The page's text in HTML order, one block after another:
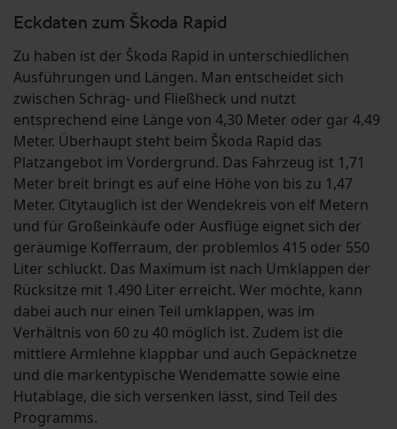
Eckdaten zum Škoda Rapid
Zu haben ist der Škoda Rapid in unterschiedlichen
Ausführungen und Längen. Man entscheidet sich
zwischen Schräg- und Fließheck und nutzt
entsprechend eine Länge von 4,30 Meter oder gar 4,49
Meter. Überhaupt steht beim Škoda Rapid das
Platzangebot im Vordergrund. Das Fahrzeug ist 1,71
Meter breit bringt es auf eine Höhe von bis zu 1,47
Meter. Citytauglich ist der Wendekreis von elf Metern
und für Großeinkäufe oder Ausflüge eignet sich der
geräumige Kofferraum, der problemlos 415 oder 550
Liter schluckt. Das Maximum ist nach Umklappen der
Rücksitze mit 1.490 Liter erreicht. Wer möchte, kann
dabei auch nur einen Teil umklappen, was im
Verhältnis von 60 zu 40 möglich ist. Zudem ist die
mittlere Armlehne klappbar und auch Gepäcknetze
und die markentypische Wendematte sowie eine
Hutablage, die sich versenken lässt, sind Teil des
Programms.